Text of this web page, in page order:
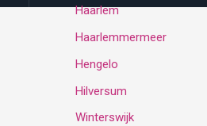
Haarlem
Haarlemmermeer
Hengelo
Hilversum
Winterswijk